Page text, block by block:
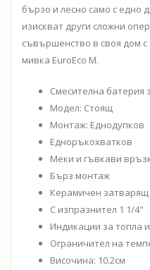
бързо и лесно само с едно
изискват други сложни
съвършенство в своя дом
мивка EuroEco M.
Смесителна батерия
Модел: Стоящ
Монтаж: Еднодупков
Едноръкохватков
Меки и гъвкави
Бърз монтаж
Керамичен
С изпразнител 1 1/4"
Индикации за топла
Ограничител на
Височина: 10.2см